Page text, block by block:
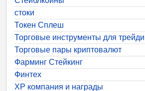
стоки
Токен Сплеш
Торговые инструменты для
Торговые пары криптовалют
Фарминг Стейкинг
Финтех
ХР компания и награды